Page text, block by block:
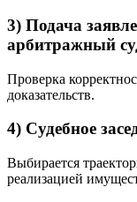
3) Подача
арбитражный
Проверка
доказательств.
4) Судебное
Выбирается
реализацией